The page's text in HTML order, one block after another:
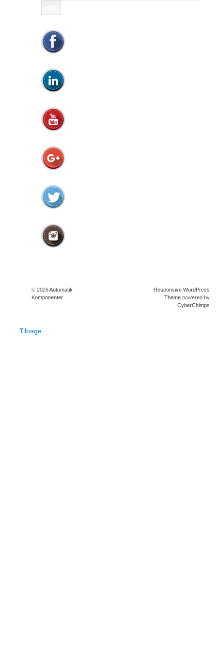
© 2026Automatik
Komponenter
Responsive WordPress
Themepowered by
CyberChimps
Tilbage